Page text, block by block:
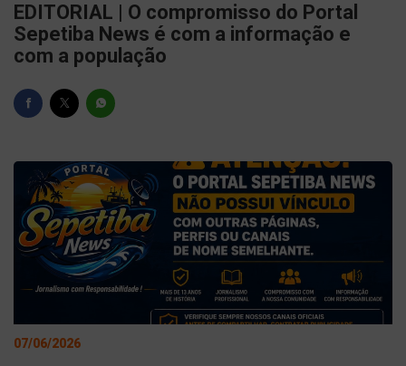
EDITORIAL | O compromisso do Portal
Sepetiba News é com a informação e
com a população
07/06/2026